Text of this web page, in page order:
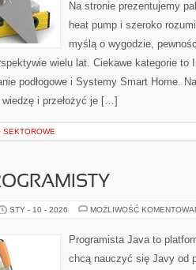
Na stronie prezentujemy
heat pump i szeroko
myślą o wygodzie,
wielu lat. Ciekawe kategorie to
podłogowe i Systemy Smart Home.
i przełożyć je […]
SEKTOROWE
STY - 10 - 2026 MOŻLIWOŚĆ
Programista Java to
chcą nauczyć się Javy od